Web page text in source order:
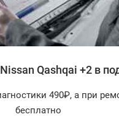
Qashqai +2 в
490₽, а при
бесплатно